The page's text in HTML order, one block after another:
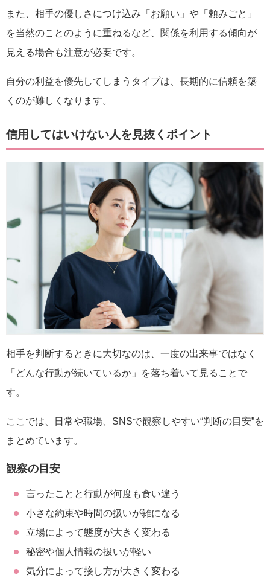
また、相手の優しさにつけ込み「お願い」や「頼みごと」
を当然のことのように重ねるなど、関係を利用する傾向が
見える場合も注意が必要です。
自分の利益を優先してしまうタイプは、長期的に信頼を築
くのが難しくなります。
信用してはいけない人を見抜くポイント
相手を判断するときに大切なのは、一度の出来事ではなく
「どんな行動が続いているか」を落ち着いて見ることで
す。
ここでは、日常や職場、SNSで観察しやすい“判断の目安”を
まとめています。
観察の目安
言ったことと行動が何度も食い違う
小さな約束や時間の扱いが雑になる
立場によって態度が大きく変わる
秘密や個人情報の扱いが軽い
気分によって接し方が大きく変わる